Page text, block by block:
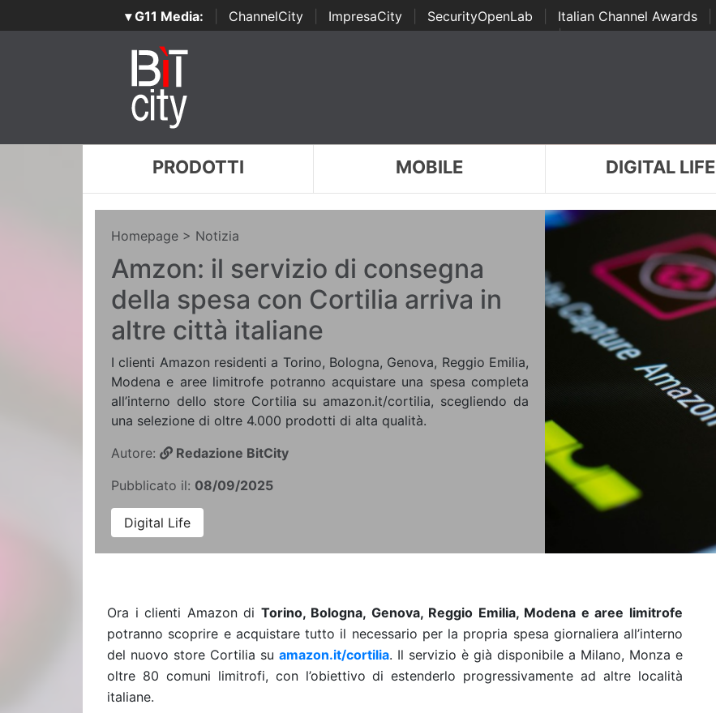
▾ G11 Media: ChannelCity ImpresaCity SecurityOpenLab Italian Channel Awards
Awards | ...
PRODOTTI MOBILE DIGITAL LIFE
Homepage > Notizia
Amzon: il servizio di consegna
della spesa con Cortilia arriva in
altre città italiane
I clienti Amazon residenti a Torino, Bologna, Genova, Reggio Emilia,
Modena e aree limitrofe potranno acquistare una spesa completa
all’interno dello store Cortilia su amazon.it/cortilia, scegliendo da
una selezione di oltre 4.000 prodotti di alta qualità.
Autore:
Redazione BitCity
Pubblicato il: 08/09/2025
Digital Life
Ora i clienti Amazon di Torino, Bologna, Genova, Reggio Emilia, Modena e aree limitrofe
potranno scoprire e acquistare tutto il necessario per la propria spesa giornaliera all’interno
del nuovo store Cortilia su amazon.it/cortilia. Il servizio è già disponibile a Milano, Monza e
oltre 80 comuni limitrofi, con l’obiettivo di estenderlo progressivamente ad altre località
italiane.